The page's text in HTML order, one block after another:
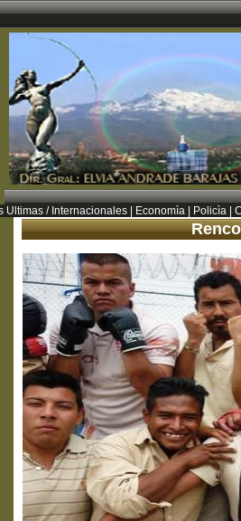
Ultimas / Internacionales Economìa Policìa